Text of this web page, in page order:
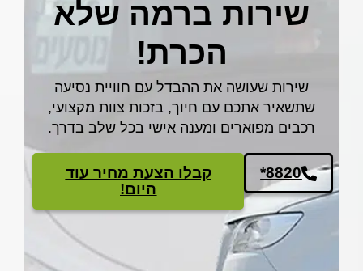
שירות ברמה שלא
הכרת!
שירות שעושה את ההבדל עם חוויית נסיעה
שתשאיר אתכם עם חיוך, בזכות צוות מקצועי,
רכבים מפוארים ומענה אישי בכל שלב בדרך.
*8820
קבלו הצעת מחיר עוד
היום!